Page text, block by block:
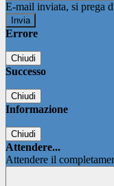
E-mail inviata, si prega
Errore
Chiudi
Successo
Chiudi
Informazione
Chiudi
Attendere...
Attendere il